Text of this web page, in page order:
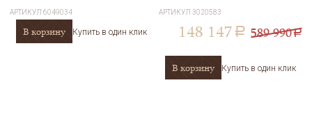
АРТИКУЛ6049034
В корзину Купить в один клик
АРТИКУЛ 3020583
148 147 a 589 990a
В корзину Купить в один клик